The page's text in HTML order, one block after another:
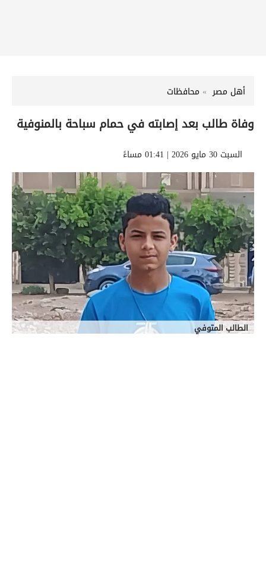
أهل مصر محافظات
وفاة طالب بعد إصابته في حمام سباحة بالمنوفية
السبت 30 مايو 2026 | 01:41 مساءً
الطالب المتوفي